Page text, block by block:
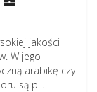
jakości
W jego
arabikę czy
są p...